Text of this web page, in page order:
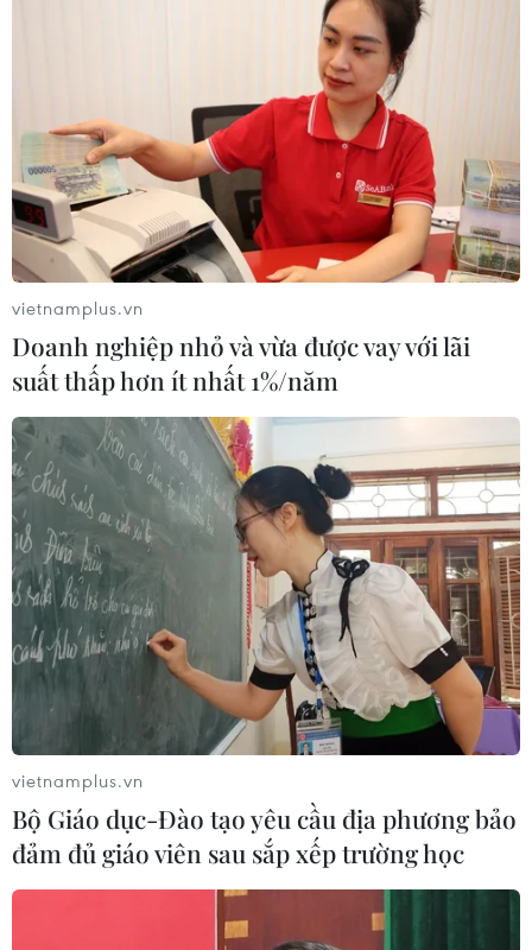
vietnamplus.vn
Doanh nghiệp nhỏ và vừa được vay với lãi
suất thấp hơn ít nhất 1%/năm
vietnamplus.vn
Bộ Giáo dục-Đào tạo yêu cầu địa phương bảo
đảm đủ giáo viên sau sắp xếp trường học